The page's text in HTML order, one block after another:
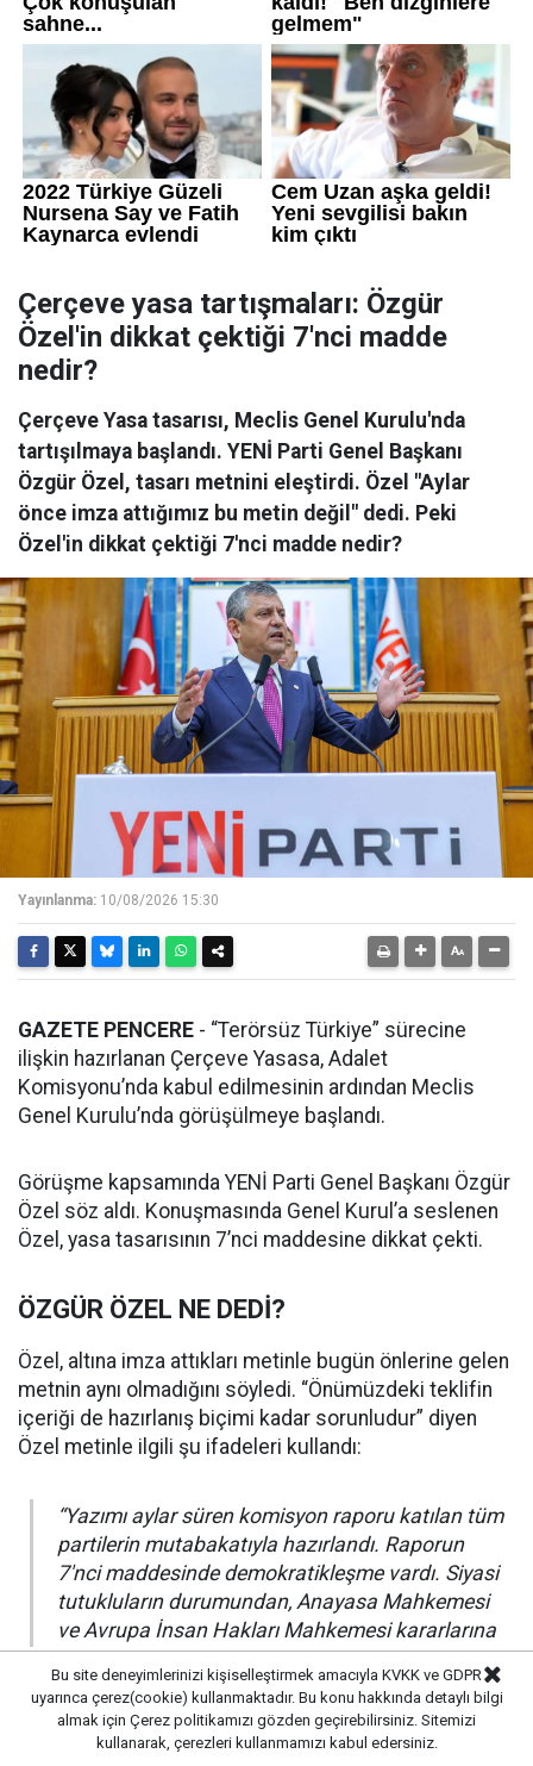
Çerçeve yasa tartışmaları: Özgür
Özel'in dikkat çektiği 7'nci madde
nedir?
Çerçeve Yasa tasarısı, Meclis Genel Kurulu'nda
tartışılmaya başlandı. YENİ Parti Genel Başkanı
Özgür Özel, tasarı metnini eleştirdi. Özel "Aylar
önce imza attığımız bu metin değil" dedi. Peki
Özel'in dikkat çektiği 7'nci madde nedir?
Yayınlanma: 10/08/2026 15:30
GAZETE PENCERE - “Terörsüz Türkiye” sürecine
ilişkin hazırlanan Çerçeve Yasasa, Adalet
Komisyonu’nda kabul edilmesinin ardından Meclis
Genel Kurulu’nda görüşülmeye başlandı.
Görüşme kapsamında YENİ Parti Genel Başkanı Özgür
Özel söz aldı. Konuşmasında Genel Kurul’a seslenen
Özel, yasa tasarısının 7’nci maddesine dikkat çekti.
ÖZGÜR ÖZEL NE DEDİ?
Özel, altına imza attıkları metinle bugün önlerine gelen
metnin aynı olmadığını söyledi. “Önümüzdeki teklifin
içeriği de hazırlanış biçimi kadar sorunludur” diyen
Özel metinle ilgili şu ifadeleri kullandı:
“Yazımı aylar süren komisyon raporu katılan tüm
partilerin mutabakatıyla hazırlandı. Raporun
7'nci maddesinde demokratikleşme vardı. Siyasi
tutukluların durumundan, Anayasa Mahkemesi
ve Avrupa İnsan Hakları Mahkemesi kararlarına
uyulmasına, kayyım uygulamalarının sona
erdirilmesine kadar pek çok demokratikleşme
önerisi vardı, altında iktidar milletvekillerinin de
imzası vardı ama bu kanun teklifinde hiçbiri yok.
Bu site deneyimlerinizi kişiselleştirmek amacıyla KVKK ve GDPR
uyarınca çerez(cookie) kullanmaktadır. Bu konu hakkında detaylı bilgi
almak için Çerez politikamızı gözden geçirebilirsiniz. Sitemizi
kullanarak, çerezleri kullanmamızı kabul edersiniz.